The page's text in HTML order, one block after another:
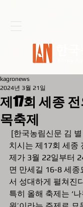
제17회 세종
목축제
kagronews
2024년 3월 21일
치시는 제17회 세종
제가 3월 22일부터
면 만세길 16-8 세종
서 성대하게 펼쳐진
특히 올해 축제는 ‘